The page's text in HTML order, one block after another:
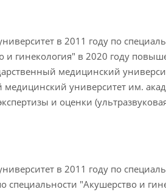
в 2011 году по
и гинекология" в 2020 году
медицинский
университет им.
и оценки
в 2011 году по
специальности "Акушерство и